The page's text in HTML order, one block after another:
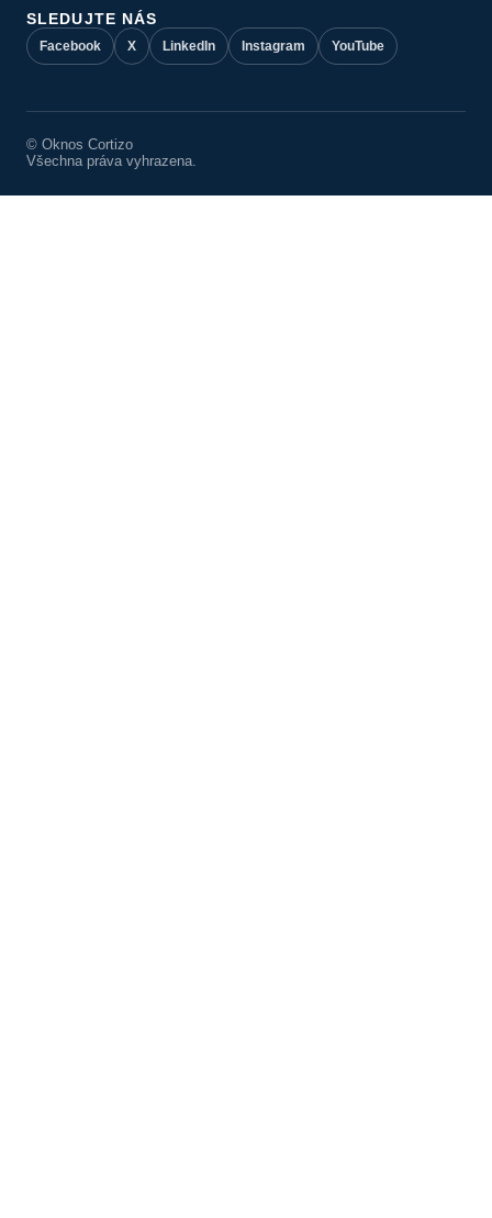
SLEDUJTE NÁS
Facebook X LinkedIn Instagram YouTube
© Oknos Cortizo
Všechna práva vyhrazena.